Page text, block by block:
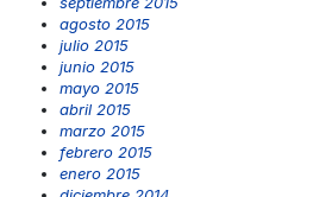
agosto 2015
julio 2015
junio 2015
mayo 2015
abril 2015
marzo 2015
febrero 2015
enero 2015